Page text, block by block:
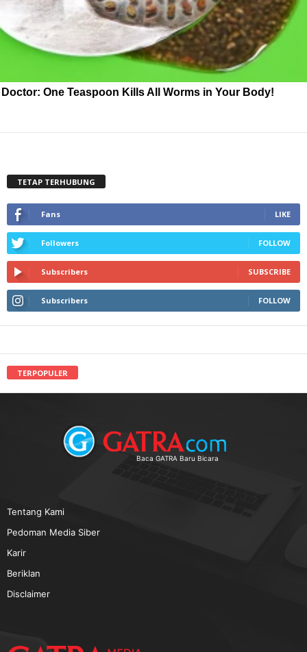
Doctor: One Teaspoon Kills All Worms in Your Body!
TETAP TERHUBUNG
Fans LIKE
Followers FOLLOW
Subscribers SUBSCRIBE
Subscribers FOLLOW